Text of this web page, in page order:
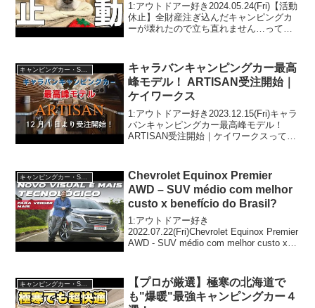
1:アウトドアー好き2024.05.24(Fri)【活動
休止】全財産注ぎ込んだキャンピングカ
ーが壊れたので立ち直れません…って人
は注目です！3:アウ...
キャンピングカー・SUV人気車種
キャラバンキャンピングカー最高
峰モデル！ ARTISAN受注開始｜
ケイワークス
1:アウトドアー好き2023.12.15(Fri)キャラ
バンキャンピングカー最高峰モデル！
ARTISAN受注開始｜ケイワークスって人
は注目です！3...
Chevrolet Equinox Premier
AWD – SUV médio com melhor
custo x benefício do Brasil?
1:アウトドアー好き
2022.07.22(Fri)Chevrolet Equinox Premier
AWD - SUV médio com melhor custo x
キャンピングカー・SUV人気車種
【プロが厳選】極寒の北海道で
も"爆暖"最強キャンピングカー４